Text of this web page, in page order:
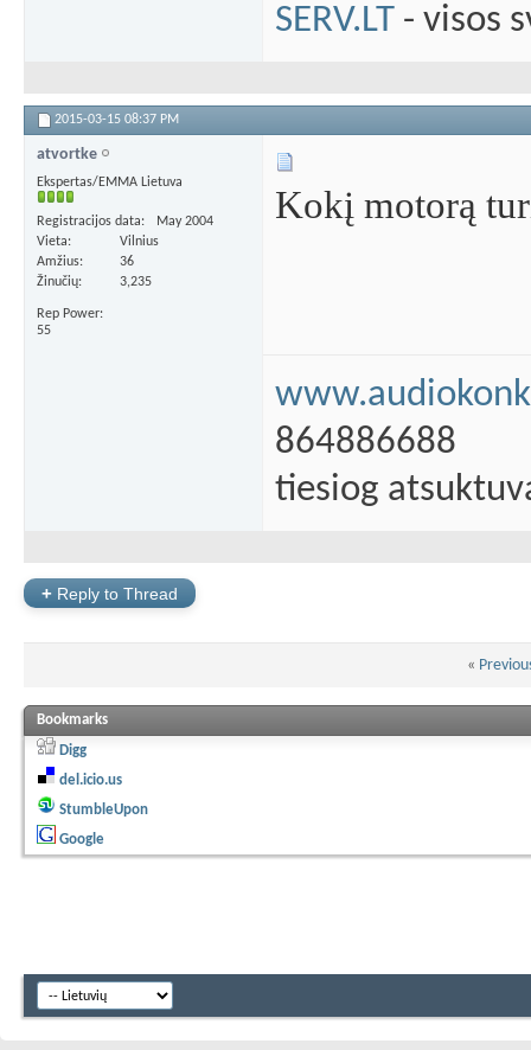
SERV.LT - visos
2015-03-15 08:37 PM
atvortke
Ekspertas/EMMA Lietuva
Registracijos data
May 2004
Vieta
Vilnius
Amžius
36
Žinučių
3,235
Rep Power
55
Kokį motorą
864886688
tiesiog
+ Reply to Thread
«
Bookmarks
Digg
del.icio.us
StumbleUpon
Google